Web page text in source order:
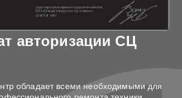
авторизации СЦ
обладает всеми необходимыми для